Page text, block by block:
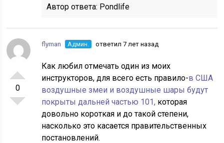
Автор ответа: Pondlife
0
flyman Админ. ответил 7 лет назад
Как любил отмечать один из моих
инструкторов, для всего есть правило-в США
воздушные змеи и воздушные шары будут
покрыты дальней частью 101, которая
довольно короткая и до такой степени,
насколько это касается правительственных
постановлений.